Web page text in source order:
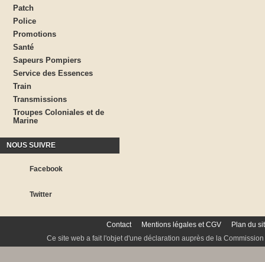
Patch
Police
Promotions
Santé
Sapeurs Pompiers
Service des Essences
Train
Transmissions
Troupes Coloniales et de
Marine
NOUS SUIVRE
Facebook
Twitter
Contact Mentions légales et CGV
Plan du
Ce site web a fait l'objet d'une déclaration auprès de la